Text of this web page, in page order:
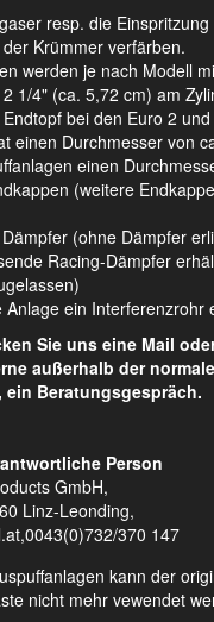
resp. die
Krümmer verfärben.
werden je nach Modell
1/4" (ca. 5,72 cm) am
bei den Euro 2
einen Durchmesser von
einen
(weitere
(ohne Dämpfer
Racing-Dämpfer
ein Interferenzrohr
Sie uns eine Mail
außerhalb der
ein Beratungsgespräch.
Person
GmbH,
Linz-Leonding,
370 147
kann der
nicht mehr vewendet